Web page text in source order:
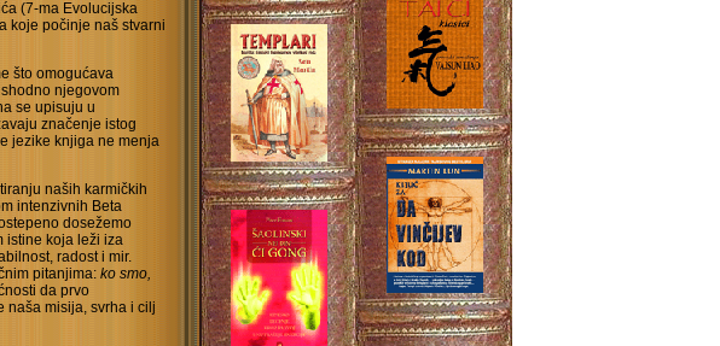
(7-ma Evolucijska
koje počinje naš stvarni
što omogućava
njegovom
se upisuju u
značenje istog
jezike knjiga ne menja
naših karmičkih
intenzivnih Beta
dosežemo
istine koja leži iza
radost i mir.
pitanjima: ko smo,
da prvo
naša misija, svrha i cilj